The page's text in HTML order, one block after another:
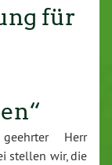
für
Herr
stellen wir, die